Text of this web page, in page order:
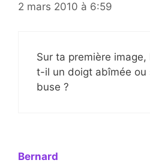
2 mars 2010 à 6:59
Sur ta première
t-il un doigt abîmée ou
buse ?
Bernard